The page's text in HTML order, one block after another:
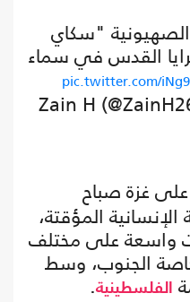
"سكاي
القدس في سماء
pic.twitter.com/
على غزة صباح
المؤقتة،
واسعة على مختلف
الجنوب، وسط
الفلسطينية.